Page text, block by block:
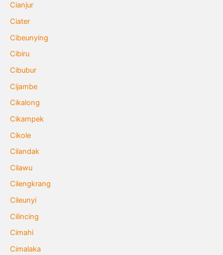
Cianjur
Ciater
Cibeunying
Cibiru
Cibubur
Cijambe
Cikalong
Cikampek
Cikole
Cilandak
Cilawu
Cilengkrang
Cileunyi
Cilincing
Cimahi
Cimalaka